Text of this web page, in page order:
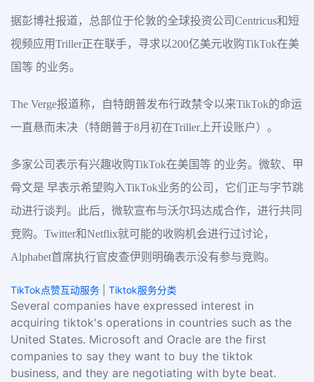
据彭博社报道，总部位于伦敦的全球投资公司Centricus和短
视频应用Triller正在联手，寻求以200亿美元收购TikTok在美
国等 的业务。
The Verge报道称，自特朗普发布行政禁令以来TikTok的命运
一直悬而未决（特朗普于8月初在Triller上开设账户）。
多家公司表示有兴趣收购TikTok在美国等 的业务。微软、甲
骨文是 早表示希望购入TikTok业务的公司，它们正与字节跳
动进行谈判。此后，微软宣布与沃尔玛达成合作，进行共同
竞购。Twitter和Netflix就可能的收购机会进行过讨论，
Alphabet首席执行官皮查伊则明确表示没有参与竞购。
TikTok点赞互动服务 Tiktok服务分类
Several companies have expressed interest in
acquiring tiktok's operations in countries such as the
United States. Microsoft and Oracle are the first
companies to say they want to buy the tiktok
business, and they are negotiating with byte beat.